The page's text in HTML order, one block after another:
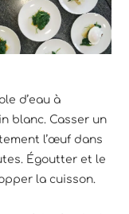
d’eau à
blanc. Casser un
l’œuf dans
Égoutter et le
la cuisson.